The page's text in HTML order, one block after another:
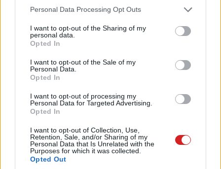
Please note that this website/app uses one or more Google
not limited to your visit or usage behaviour. You may click to
grant or deny consent to Google and its third-party tags to
use your data for below specified purposes in below Google
consent section.
Personal Data Processing Opt Outs
I want to opt-out of the Sharing of my
personal data.
Opted In
I want to opt-out of the Sale of my
Personal Data.
Opted In
I want to opt-out of processing my
Personal Data for Targeted Advertising.
Opted In
I want to opt-out of Collection, Use,
Retention, Sale, and/or Sharing of my
Personal Data that Is Unrelated with the
Purposes for which it was collected.
Opted Out
szinten is. A programozói newsgroupokban már 1992-
egy 7 Hz-es hang a csirketojásokban vagy a
csontüregben, és volt, aki rögtön egy titkos katonai
azt kérdezték: miért épített volna bárki gyárat, amely 7
Hz-es hangot termel?
A legenda komolyan vehetőségét végül nem egy mérnöki
elemzés, hanem egy jó ízléssel tálalt trollkodás tette
helyre. A Chicagói Egyetem jogi karáról Ted Frank - akit
inkább közéleti szerepvállalásáról, nem pedig akusztikai